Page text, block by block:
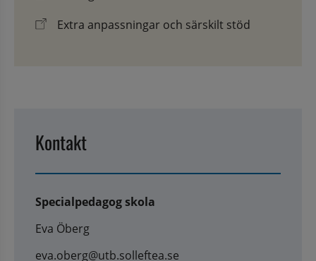
Extra anpassningar och särskilt stöd
Kontakt
Specialpedagog skola
Eva Öberg
eva.oberg@utb.solleftea.se